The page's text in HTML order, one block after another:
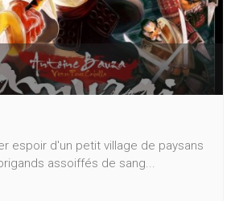
espoir d'un petit village de paysans
assoiffés de sang...